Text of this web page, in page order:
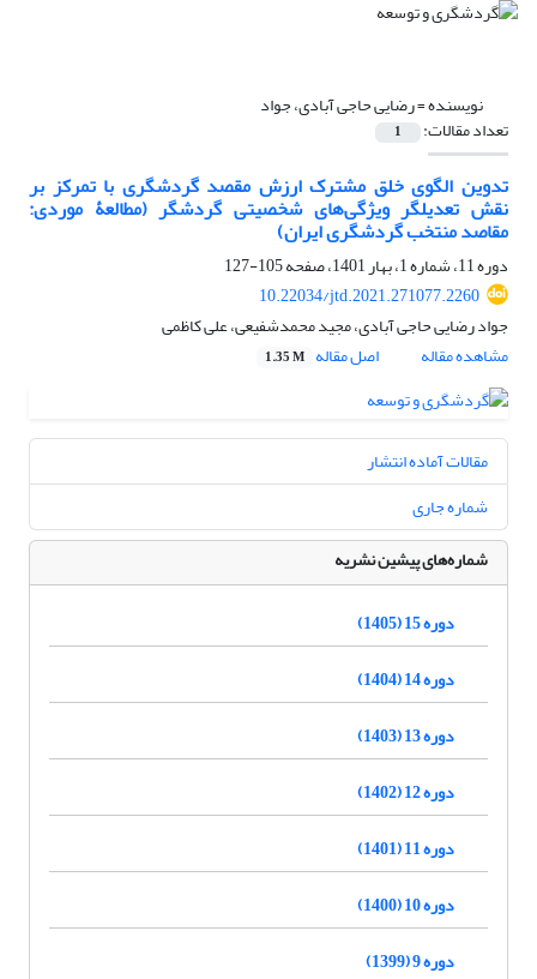
نویسنده =رضایی حاجی آبادی، جواد
تعداد مقالات: 1
تدوین الگوی خلق مشترک ارزش مقصد گردشگری با تمرکز بر
نقش تعدیلگر ویژگی‌های شخصیتی گردشگر (مطالعۀ موردی:
مقاصد منتخب گردشگری ایران)
دوره 11، شماره 1، بهار 1401، صفحه
105-127
10.22034/jtd.2021.271077.2260
جواد رضایی حاجی آبادی، مجید محمدشفیعی، علی کاظمی
مشاهده مقاله
اصل مقاله 1.35 M
مقالات آماده انتشار
شماره جاری
شماره‌های پیشین نشریه
دوره 15 (1405)
دوره 14 (1404)
دوره 13 (1403)
دوره 12 (1402)
دوره 11 (1401)
دوره 10 (1400)
دوره 9 (1399)